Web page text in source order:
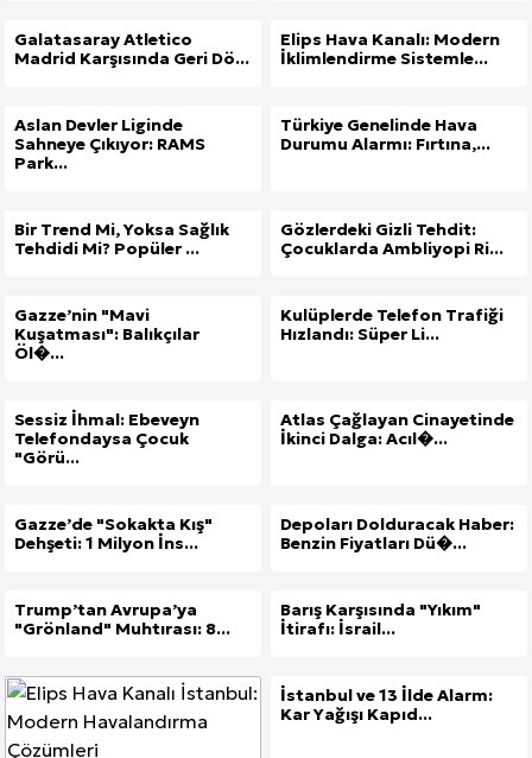
Galatasaray Atletico
Madrid Karşısında Geri Dö...
Elips Hava Kanalı: Modern
İklimlendirme Sistemle...
Aslan Devler Liginde
Sahneye Çıkıyor: RAMS
Park...
Türkiye Genelinde Hava
Durumu Alarmı: Fırtına,...
Bir Trend Mi, Yoksa Sağlık
Tehdidi Mi? Popüler ...
Gözlerdeki Gizli Tehdit:
Çocuklarda Ambliyopi Ri...
Gazze’nin "Mavi
Kuşatması": Balıkçılar
Öl�...
Kulüplerde Telefon Trafiği
Hızlandı: Süper Li...
Sessiz İhmal: Ebeveyn
Telefondaysa Çocuk
"Görü...
Atlas Çağlayan Cinayetinde
İkinci Dalga: Acıl�...
Gazze’de "Sokakta Kış"
Dehşeti: 1 Milyon İns...
Depoları Dolduracak Haber:
Benzin Fiyatları Dü�...
Trump’tan Avrupa’ya
"Grönland" Muhtırası: 8...
Barış Karşısında "Yıkım"
İtirafı: İsrail...
İstanbul ve 13 İlde Alarm:
Kar Yağışı Kapıd...